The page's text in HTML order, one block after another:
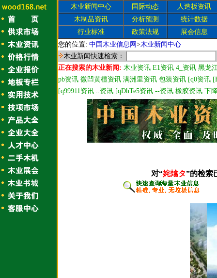
木业新闻中心 国际动态
人造板资讯
木制品资讯
分析预测
统计数据
行业标准
政策法规
展会信息
您的位置: 中国木业信息网 >木业新闻中心
木业新闻快速检索：
正在搜索的木业新闻: 木业资讯 E1资讯 4_资讯 黑龙
pb资讯 微凹黄檀资讯 满洲里资讯 包装资讯 [q0资讯
[q99911资讯 ..资讯 [qDhTe5资讯 --资讯 橡胶资讯 下
对“姹熻タ”的检索